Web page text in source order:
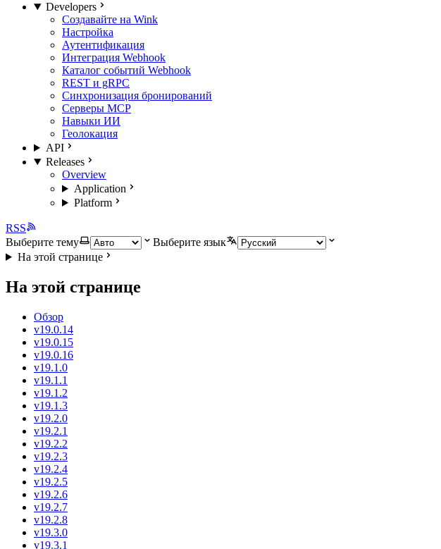
Developers
Создавайте на Wink
Настройка
Аутентификация
Интеграция Webhook
Каталог событий Webhook
REST и gRPC
Синхронизация бронирований
Серверы MCP
Навыки ИИ
Геолокация
API
Releases
Overview
Application
Platform
RSS
Выберите тему
Выберите язык
На этой странице
На этой странице
Обзор
v19.0.14
v19.0.15
v19.0.16
v19.1.0
v19.1.1
v19.1.2
v19.1.3
v19.2.0
v19.2.1
v19.2.2
v19.2.3
v19.2.4
v19.2.5
v19.2.6
v19.2.7
v19.2.8
v19.3.0
v19.3.1